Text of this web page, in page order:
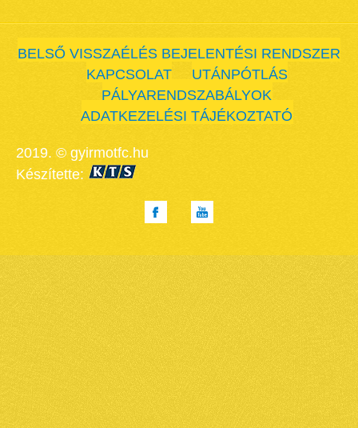
BELSŐ VISSZAÉLÉS BEJELENTÉSI RENDSZER
KAPCSOLAT
UTÁNPÓTLÁS
PÁLYARENDSZABÁLYOK
ADATKEZELÉSI TÁJÉKOZTATÓ
2019. © gyirmotfc.hu
Készítette: